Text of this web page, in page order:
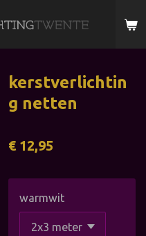
kerstverlichtin
g netten
€ 12,95
warmwit